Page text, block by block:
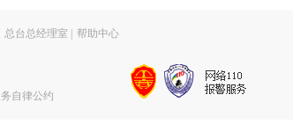
总台总经理室 帮助中心
自律公约